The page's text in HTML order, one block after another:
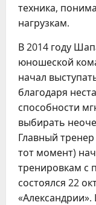
техника,
нагрузкам.
В 2014 году
юношеской
начал
благодаря
способности
выбирать
Главный
тот момент)
тренировкам с
состоялся 22